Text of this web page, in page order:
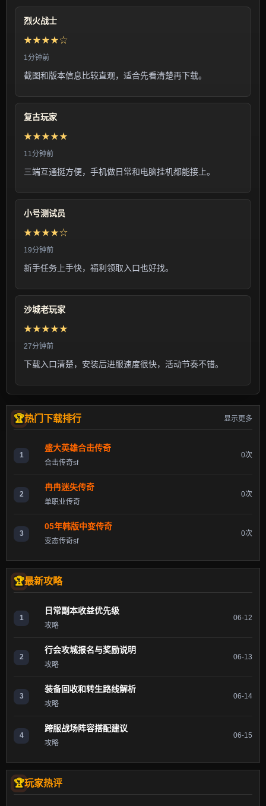
烈火战士
★★★★☆
1分钟前
截图和版本信息比较直观，适合先看清楚再下载。
复古玩家
★★★★★
11分钟前
三端互通挺方便，手机做日常和电脑挂机都能接上。
小号测试员
★★★★☆
19分钟前
新手任务上手快，福利领取入口也好找。
沙城老玩家
★★★★★
27分钟前
下载入口清楚，安装后进服速度很快，活动节奏不错。
热门下载排行 显示更多
1
盛大英雄合击传奇
合击传奇sf
0次
2
冉冉迷失传奇
单职业传奇
0次
3
05年韩版中变传奇
变态传奇sf
0次
最新攻略
1
日常副本收益优先级
攻略
06-12
2
行会攻城报名与奖励说明
攻略
06-13
3
装备回收和转生路线解析
攻略
06-14
4
跨服战场阵容搭配建议
攻略
06-15
玩家热评